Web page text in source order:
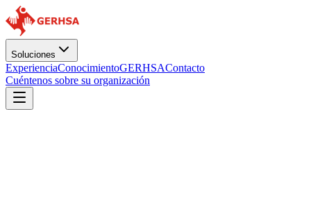
Soluciones
ExperienciaConocimientoGERHSAContacto
Cuéntenos sobre su organización